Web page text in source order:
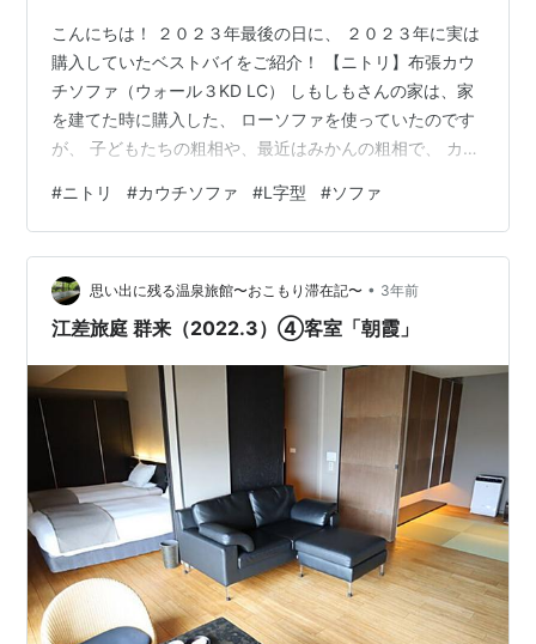
こんにちは！ ２０２３年最後の日に、 ２０２３年に実は
購入していたベストバイをご紹介！ 【ニトリ】布張カウ
チソファ（ウォール３KD LC） しもしもさんの家は、家
を建てた時に購入した、 ローソファを使っていたのです
が、 子どもたちの粗相や、最近はみかんの粗相で、 カビ
を新調することにしました！ で、購入したのが、こちら
ニトリに行くたびに座っては、「いいなぁ〜(*´ω`*)♡」
と、思っていたソファなんで、 人をダメにしてしまいそ
うなくらい、座り心地が最高すぎなんです！（笑） そし
て、念願のL字型！ しもしもさん家のリビングはかなり
#ニトリ #カウチソファ #L字型 #ソファ
思い出に残る温泉旅館〜おこもり滞在記〜 • 3年前
江差旅庭 群来（2022.3）④客室「朝霞」